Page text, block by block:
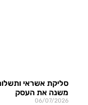
סליקת אשראי ותשלום
משנה את העסק
06/07/2026